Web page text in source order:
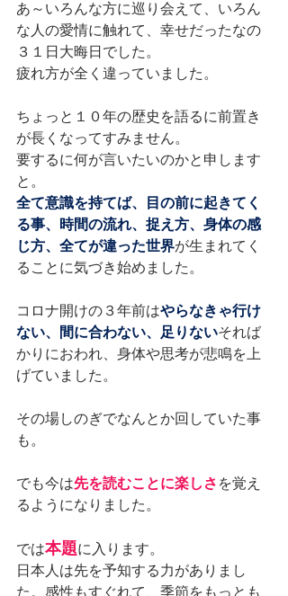
あ～いろんな方に巡り会えて、いろん
な人の愛情に触れて、幸せだったなの
３１日大晦日でした。
疲れ方が全く違っていました。
ちょっと１０年の歴史を語るに前置き
が長くなってすみません。
要するに何が言いたいのかと申します
と。
全て意識を持てば、目の前に起きてく
る事、時間の流れ、捉え方、身体の感
じ方、全てが違った世界が生まれてく
ることに気づき始めました。
コロナ開けの３年前はやらなきゃ行け
ない、間に合わない、足りないそれば
かりにおわれ、身体や思考が悲鳴を上
げていました。
その場しのぎでなんとか回していた事
も。
でも今は先を読むことに楽しさ を覚え
るようになりました。
では本題に入ります。
日本人は先を予知する力がありまし
た。感性もすぐれて、季節をもっとも